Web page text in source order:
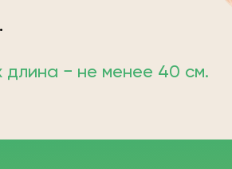
− не менее 40 см.